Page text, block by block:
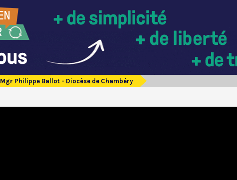
Mgr Philippe Ballot - Diocèse de Chambéry